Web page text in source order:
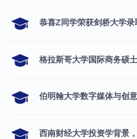
恭喜Z同学荣获剑桥大学录
格拉斯哥大学国际商务硕
伯明翰大学数字媒体与创
西南财经大学投资学背景